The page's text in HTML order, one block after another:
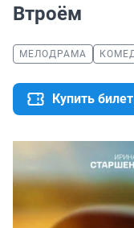
Втроём
МЕЛОДРАМА
Купить